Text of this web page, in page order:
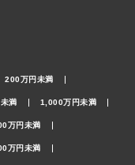
200万円未満
満 1,000万円未満
万円未満
万円未満